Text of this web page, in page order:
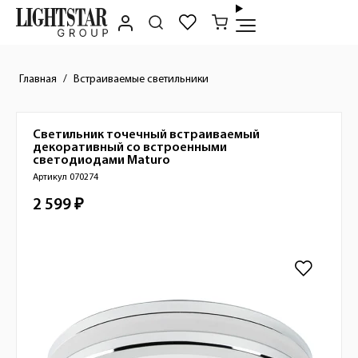
Главная Встраиваемые светильники
Краткое описание товара
Светильник точечный встраиваемый
декоративный со встроенными
светодиодами Maturo
Артикул 070274
Стоимость товара
2 599 ₽